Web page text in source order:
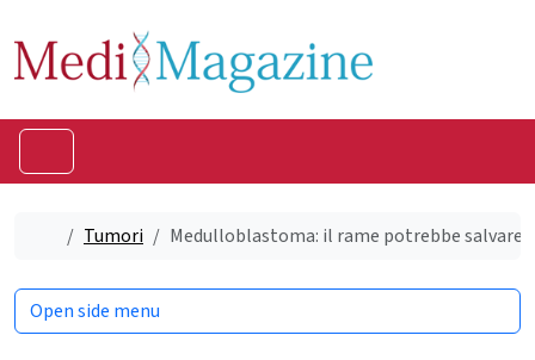
HomeTumori Medulloblastoma: il rame potrebbe salvare
Open side menu